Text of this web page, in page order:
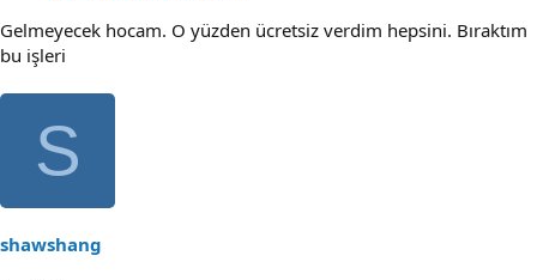
Gelmeyecek hocam. O yüzden ücretsiz verdim hepsini. Bıraktım
bu işleri
S
shawshang